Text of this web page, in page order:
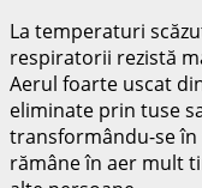
La temperaturi
respiratorii rezistă
Aerul foarte uscat
eliminate prin tuse
transformându-se
rămâne în aer mult